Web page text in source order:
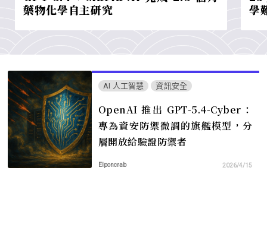
藥物化學自主研究
學
AI 人工智慧 資訊安全
OpenAI 推出 GPT-5.4-Cyber：
專為資安防禦微調的旗艦模型，分
層開放給驗證防禦者
Elponcrab 2026/4/15